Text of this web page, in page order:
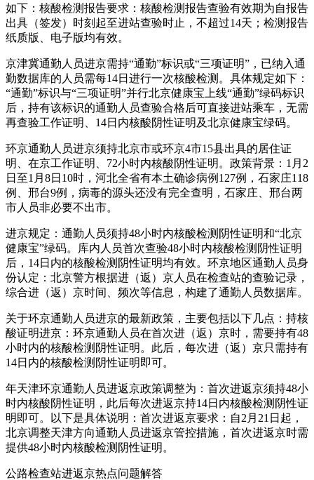
如下：核酸检测报告要求：核酸检测报告查验有效期为自报告
出具（签发）时刻起至进站查验时止，不超过14天；检测报告
纸质版、电子版均有效。
京津冀通勤人员进京需持“通勤”标识或“三项证明”，已纳入通
勤数据库的人员需每14日进行一次核酸检测。具体规定如下：
“通勤”标识与“三项证明”并行北京健康宝上线“通勤”绿码标识
后，持有该标识的通勤人员查验合格后可直接进站乘车，无需
再查验工作证明、14日内核酸阴性证明及北京健康宝绿码。
环京通勤人员进京须持北京市或环京4市15县出具的居住证
明、在京工作证明、72小时内核酸阴性证明。政策背景：1月2
日至1月8日10时，河北全省有本土确诊病例127例，石家庄118
例、邢台9例，病毒的源头还没有完全查明，石家庄、邢台两
市人员非必要不出市。
进京规定：通勤人员须持48小时内核酸检测阴性证明和“北京
健康宝”绿码。库内人员首次查验48小时内核酸检测阴性证明
后，14日内的核酸检测阴性证明均有效。环京地区通勤人员身
份认定：北京警方根据进（返）京人员在检查站的查验记录，
综合进（返）京时间、频次等信息，构建了通勤人员数据库。
关于环京通勤人员进京的最新政策，主要包括以下几点：持核
酸证明进京：环京通勤人员在首次进（返）京时，需要持有48
小时内的核酸检测阴性证明。此后，每次进（返）京只需持有
14日内的核酸检测阴性证明即可。
年天津环京通勤人员进返京政策调整为：首次进返京须持48小
时内核酸阴性证明，此后每次进返京持14日内核酸检测阴性证
明即可。以下是具体说明：首次进返京要求：自2月21日起，
北京调整天津方向通勤人员进返京管控措施，首次进返京时需
提供48小时内核酸检测阴性证明。
公路检查站进返京热点问题解答